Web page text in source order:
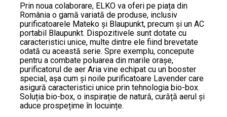
Prin noua colaborare, ELKO va oferi pe piața din
România o gamă variată de produse, inclusiv
purificatoarele Mateko și Blaupunkt, precum și un AC
portabil Blaupunkt. Dispozitivele sunt dotate cu
caracteristici unice, multe dintre ele fiind brevetate
odată cu această serie. Spre exemplu, concepute
pentru a combate poluarea din marile orașe,
purificatorul de aer Aria vine echipat cu un booster
special, așa cum și noile purificatoare Lavender care
asigură caracteristici unice prin tehnologia bio-box.
Soluția bio-box, o inspirație de natură, curăță aerul și
aduce prospețime în locuințe.